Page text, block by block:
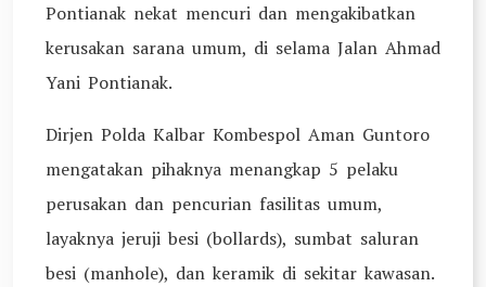
Pontianak nekat mencuri dan mengakibatkan
kerusakan sarana umum, di selama Jalan Ahmad
Yani Pontianak.
Dirjen Polda Kalbar Kombespol Aman Guntoro
mengatakan pihaknya menangkap 5 pelaku
perusakan dan pencurian fasilitas umum,
layaknya jeruji besi (bollards), sumbat saluran
besi (manhole), dan keramik di sekitar kawasan.